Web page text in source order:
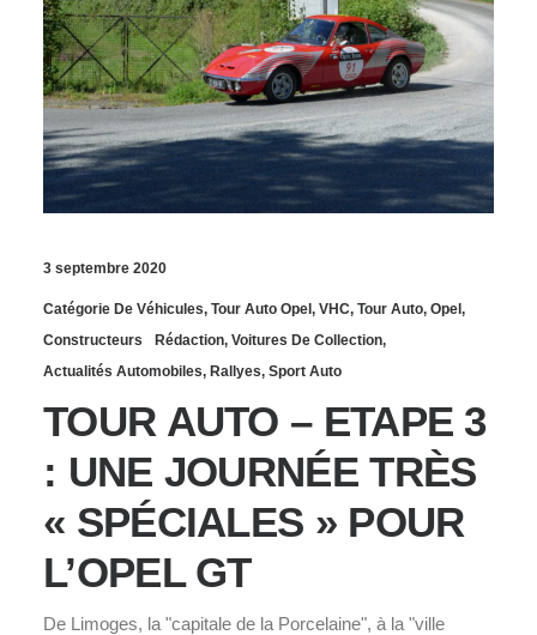
3 septembre 2020
Catégorie De Véhicules, Tour Auto Opel, VHC, Tour Auto, Opel,
Constructeurs
Rédaction, Voitures De Collection,
Actualités Automobiles, Rallyes, Sport Auto
TOUR AUTO – ETAPE 3
: UNE JOURNÉE TRÈS
« SPÉCIALES » POUR
L’OPEL GT
De Limoges, la "capitale de la Porcelaine", à la "ville